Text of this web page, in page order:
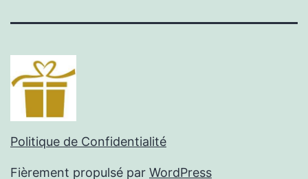
Politique de Confidentialité
Fièrement propulsé par WordPress